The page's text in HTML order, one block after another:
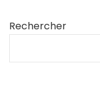
Rechercher